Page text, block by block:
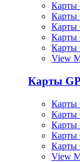
Карты
Карты
Карты
Карты
Карты
View
Карты
Карты
Карты
Карты
Карты
Карты
View